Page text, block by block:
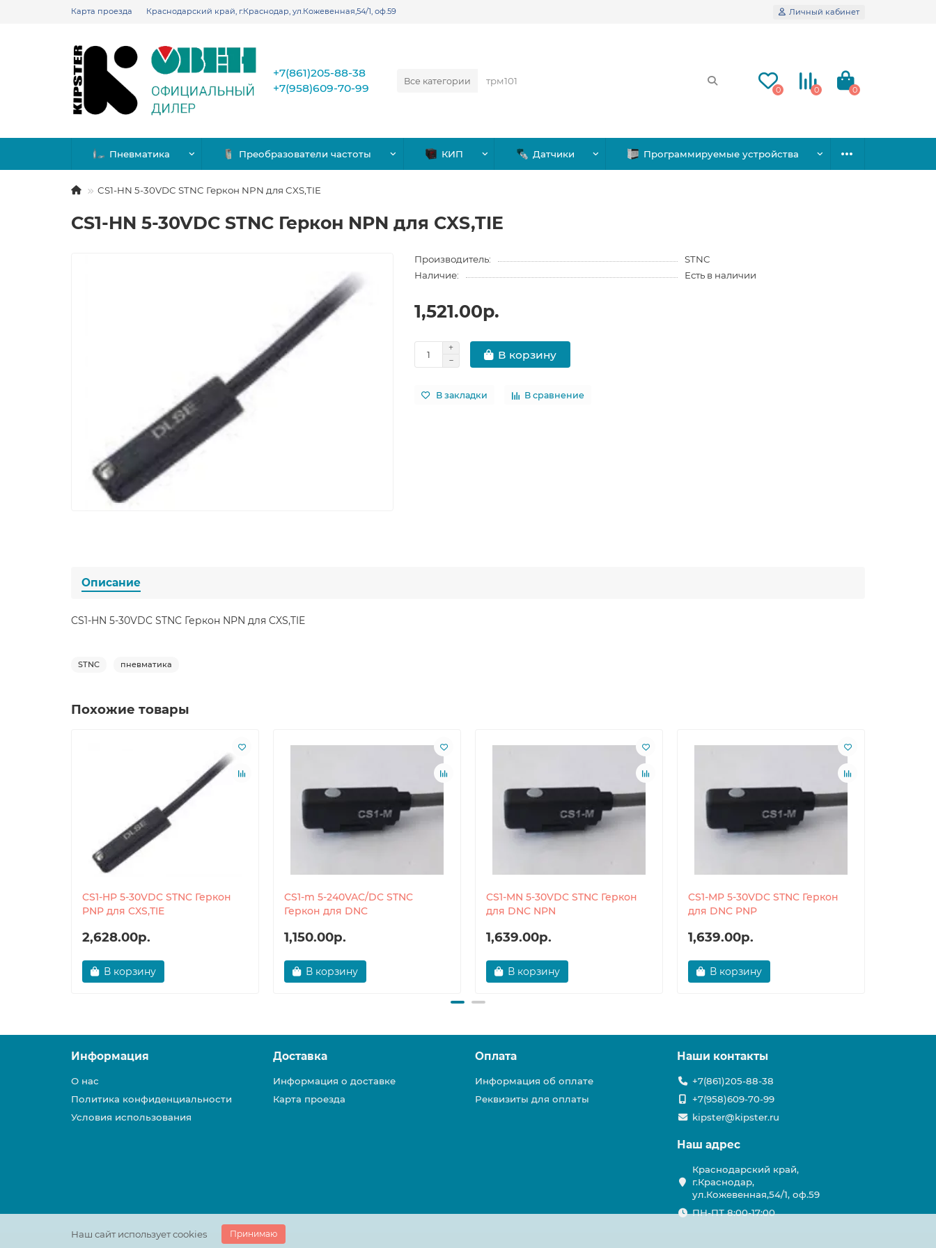
Карта проезда Краснодарский край, г.Краснодар, ул.Кожевенная,54/1, оф.59 Личный кабинет
Все категории
+7(861)205-88-38
+7(958)609-70-99
0 0 0
Пневматика Преобразователи частоты КИП Датчики Программируемые устройства
CS1-HN 5-30VDC STNC Геркон NPN для CXS,TIE
CS1-HN 5-30VDC STNC Геркон NPN для CXS,TIE
Производитель:
STNC
Наличие:
Есть в наличии
1,521.00р.
В корзину
В закладки В сравнение
Описание
CS1-HN 5-30VDC STNC Геркон NPN для CXS,TIE
STNC пневматика
Похожие товары
CS1-HP 5-30VDC STNC Геркон
PNP для CXS,TIE
2,628.00р.
В корзину
CS1-m 5-240VAC/DC STNC
Геркон для DNC
1,150.00р.
В корзину
CS1-MN 5-30VDC STNC Геркон
для DNC NPN
1,639.00р.
В корзину
CS1-MP 5-30VDC STNC Геркон
для DNC PNP
1,639.00р.
В корзину
Наш сайт использует cookies Принимаю
Информация
О нас
Политика конфиденциальности
Условия использования
Доставка
Информация о доставке
Карта проезда
Оплата
Информация об оплате
Реквизиты для оплаты
Наши контакты
+7(861)205-88-38
+7(958)609-70-99
kipster@kipster.ru
Наш адрес
Краснодарский край,
г.Краснодар,
ул.Кожевенная,54/1, оф.59
ПН-ПТ 8:00-17:00